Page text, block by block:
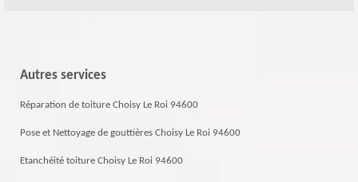
Autres services
Réparation de toiture Choisy Le Roi 94600
Pose et Nettoyage de gouttières Choisy Le Roi 94600
Etanchéité toiture Choisy Le Roi 94600